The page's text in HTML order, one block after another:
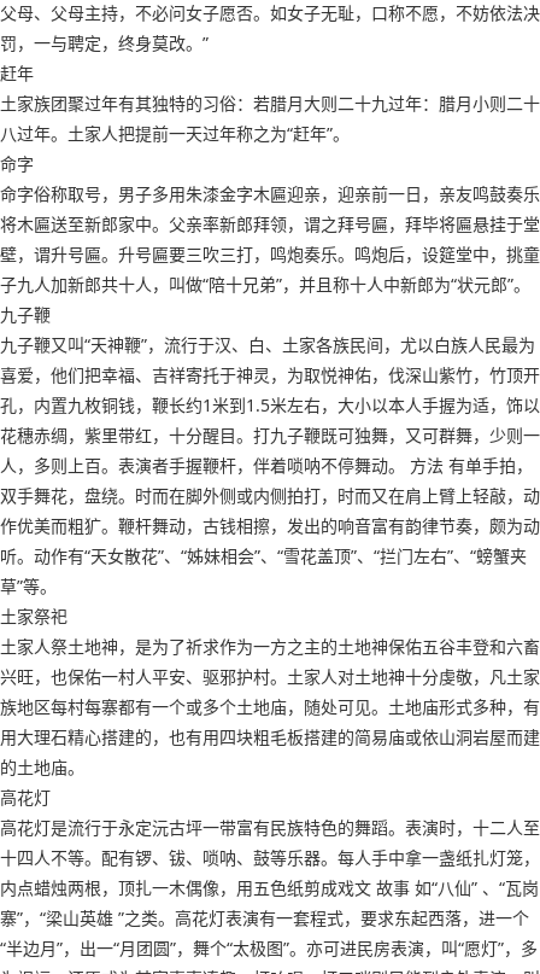
父母、父母主持，不必问女子愿否。如女子无耻，口称不愿，不妨依法决
罚，一与聘定，终身莫改。”
赶年
土家族团聚过年有其独特的习俗：若腊月大则二十九过年：腊月小则二十
八过年。土家人把提前一天过年称之为“赶年”。
命字
命字俗称取号，男子多用朱漆金字木匾迎亲，迎亲前一日，亲友鸣鼓奏乐
将木匾送至新郎家中。父亲率新郎拜领，谓之拜号匾，拜毕将匾悬挂于堂
壁，谓升号匾。升号匾要三吹三打，鸣炮奏乐。鸣炮后，设筵堂中，挑童
子九人加新郎共十人，叫做“陪十兄弟”，并且称十人中新郎为“状元郎”。
九子鞭
九子鞭又叫“天神鞭”，流行于汉、白、土家各族民间，尤以白族人民最为
喜爱，他们把幸福、吉祥寄托于神灵，为取悦神佑，伐深山紫竹，竹顶开
孔，内置九枚铜钱，鞭长约1米到1.5米左右，大小以本人手握为适，饰以
花穗赤绸，紫里带红，十分醒目。打九子鞭既可独舞，又可群舞，少则一
人，多则上百。表演者手握鞭杆，伴着唢呐不停舞动。 方法 有单手拍，
双手舞花，盘绕。时而在脚外侧或内侧拍打，时而又在肩上臂上轻敲，动
作优美而粗犷。鞭杆舞动，古钱相擦，发出的响音富有韵律节奏，颇为动
听。动作有“天女散花”、“姊妹相会”、“雪花盖顶”、“拦门左右”、“螃蟹夹
草”等。
土家祭祀
土家人祭土地神，是为了祈求作为一方之主的土地神保佑五谷丰登和六畜
兴旺，也保佑一村人平安、驱邪护村。土家人对土地神十分虔敬，凡土家
族地区每村每寨都有一个或多个土地庙，随处可见。土地庙形式多种，有
用大理石精心搭建的，也有用四块粗毛板搭建的简易庙或依山洞岩屋而建
的土地庙。
高花灯
高花灯是流行于永定沅古坪一带富有民族特色的舞蹈。表演时，十二人至
十四人不等。配有锣、钹、唢呐、鼓等乐器。每人手中拿一盏纸扎灯笼，
内点蜡烛两根，顶扎一木偶像，用五色纸剪成戏文 故事 如“八仙” 、“瓦岗
寨”，“梁山英雄 ”之类。高花灯表演有一套程式，要求东起西落，进一个
“半边月”，出一“月团圆”，舞个“太极图”。亦可进民房表演，叫“愿灯”，多